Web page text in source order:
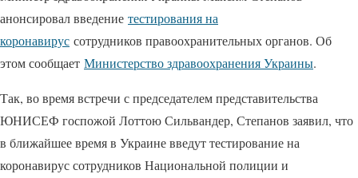
анонсировал введение тестирования на
коронавирус сотрудников правоохранительных органов. Об
этом сообщает Министерство здравоохранения Украины.
Так, во время встречи с председателем представительства
ЮНИСЕФ госпожой Лоттою Сильвандер, Степанов заявил, что
в ближайшее время в Украине введут тестирование на
коронавирус сотрудников Национальной полиции и